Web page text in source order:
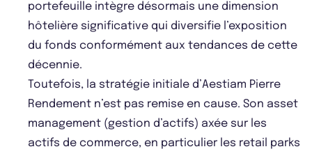
portefeuille intègre désormais une dimension
hôtelière significative qui diversifie l’exposition
du fonds conformément aux tendances de cette
décennie.
Toutefois, la stratégie initiale d’Aestiam Pierre
Rendement n’est pas remise en cause. Son asset
management (gestion d’actifs) axée sur les
actifs de commerce, en particulier les retail parks